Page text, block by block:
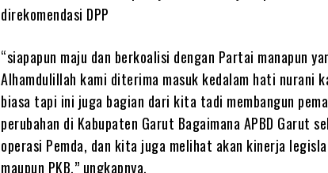
direkomendasi DPP
“siapapun maju dan berkoalisi dengan Partai manapun
Alhamdulillah kami diterima masuk kedalam hati nurani
biasa tapi ini juga bagian dari kita tadi membangun
perubahan di Kabupaten Garut Bagaimana APBD Garut
operasi Pemda, dan kita juga melihat akan kinerja
maupun PKB,” ungkapnya.